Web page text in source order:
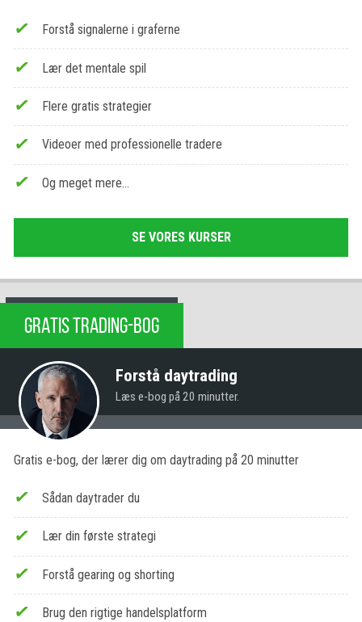
Forstå signalerne i graferne
Lær det mentale spil
Flere gratis strategier
Videoer med professionelle tradere
Og meget mere…
SE VORES KURSER
GRATIS TRADING-BOG
Forstå daytrading
Læs e-bog på 20 minutter.
Gratis e-bog, der lærer dig om daytrading på 20 minutter
Sådan daytrader du
Lær din første strategi
Forstå gearing og shorting
Brug den rigtige handelsplatform